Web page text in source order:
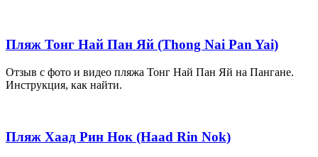
Пляж Тонг Най Пан Яй (Thong Nai Pan Yai)
Отзыв с фото и видео пляжа Тонг Най Пан Яй на Пангане.
Инструкция, как найти.
Пляж Хаад Рин Нок (Haad Rin Nok)